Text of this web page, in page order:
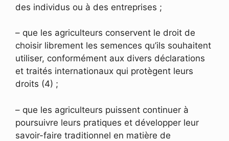
des individus ou à des entreprises ;
– que les agriculteurs conservent le droit de
choisir librement les semences qu’ils souhaitent
utiliser, conformément aux divers déclarations
et traités internationaux qui protègent leurs
droits (4) ;
– que les agriculteurs puissent continuer à
poursuivre leurs pratiques et développer leur
savoir-faire traditionnel en matière de